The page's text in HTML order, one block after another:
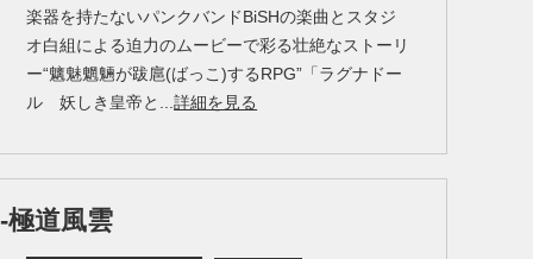
楽器を持たないパンクバンドBiSHの楽曲とスタジ
オ白組による迫力のムービーで彩る壮絶なストーリ
ー“魑魅魍魎が跋扈(ばっこ)するRPG”「ラグナドー
ル 妖しき皇帝と...詳細を見る
道風雲